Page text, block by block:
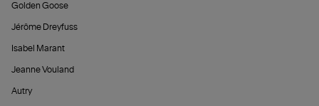
Golden Goose
Jérôme Dreyfuss
Isabel Marant
Jeanne Vouland
Autry